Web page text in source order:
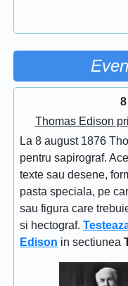
Thomas Edison
La 8 august 1876
pentru sapirograf.
texte sau desene,
pasta speciala, pe
sau figura care
si hectograf.
Edison in sectiunea